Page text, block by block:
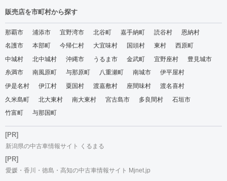
販売店を市町村から探す
那覇市 浦添市 宜野湾市 北谷町 嘉手納町 読谷村
恩納村
名護市
本部町 今帰仁村 大宜味村 国頭村 東村
西原町
中城村
北中城村 沖縄市 うるま市 金武町 宜野座村
豊見城市
糸満市
南風原町 与那原町 八重瀬町 南城市
伊平屋村
伊是名村
伊江村 粟国村 渡嘉敷村 座間味村
渡名喜村
久米島町
北大東村 南大東村 宮古島市 多良間村
石垣市
竹富町
与那国町
[PR]
新潟県の中古車情報サイト くるまる
[PR]
愛媛・香川・徳島・高知の中古車情報サイト Mjnet.jp